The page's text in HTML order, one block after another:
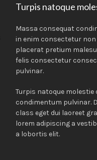
Turpis natoque
Massa consequat
in enim consectetur
placerat pretium
felis consectetur
pulvinar.
Turpis natoque
condimentum pulvinar.
class eget dui laoreet
lorem adipiscing a
a lobortis elit.